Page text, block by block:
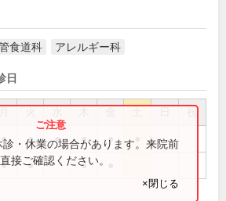
食道科 アレルギー科
日
祝
● ● ● ● ●
● ● ●
・休業の場合があります。来院前
接ご確認ください。
×閉じる